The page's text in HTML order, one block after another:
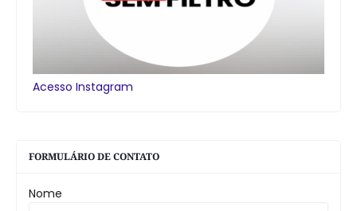
Acesso Instagram
FORMULÁRIO DE CONTATO
Nome